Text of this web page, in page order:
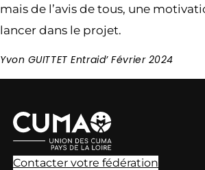
mais de l’avis de tous, une
lancer dans le projet.
Yvon GUITTET Entraid’ Février 2024
Contacter votre fédération